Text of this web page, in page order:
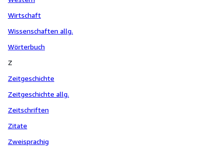
Wirtschaft
Wissenschaften allg.
Wörterbuch
Z
Zeitgeschichte
Zeitgeschichte allg.
Zeitschriften
Zitate
Zweisprachig